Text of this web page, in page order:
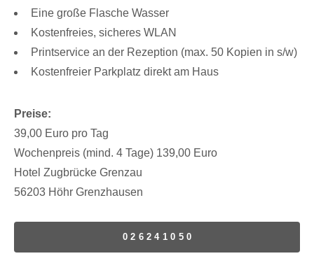
Eine große Flasche Wasser
Kostenfreies, sicheres WLAN
Printservice an der Rezeption (max. 50 Kopien in s/w)
Kostenfreier Parkplatz direkt am Haus
Preise:
39,00 Euro pro Tag
Wochenpreis (mind. 4 Tage) 139,00 Euro
Hotel Zugbrücke Grenzau
56203 Höhr Grenzhausen
026241050